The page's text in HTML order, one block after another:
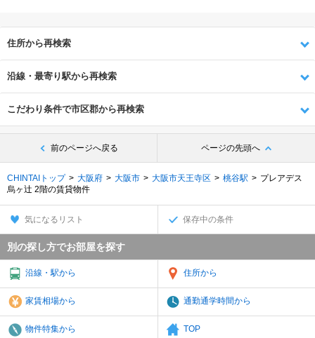
住所から再検索
沿線・最寄り駅から再検索
こだわり条件で市区郡から再検索
前のページへ戻る ページの先頭へ
CHINTAIトップ 大阪府 大阪市 大阪市天王寺区 桃谷駅
プレアデス
烏ヶ辻 2階の賃貸物件
気になるリスト 保存中の条件
別の探し方でお部屋を探す
沿線・駅から 住所から
家賃相場から 通勤通学時間から
物件特集から TOP